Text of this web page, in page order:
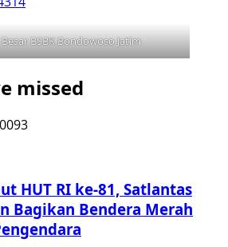
BSBK Bondowoso Jatim
missed
HUT RI ke-81, Satlantas
Bagikan Bendera Merah